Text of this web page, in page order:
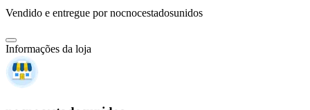
Vendido e entregue por nocnocestadosunidos
Informações da loja